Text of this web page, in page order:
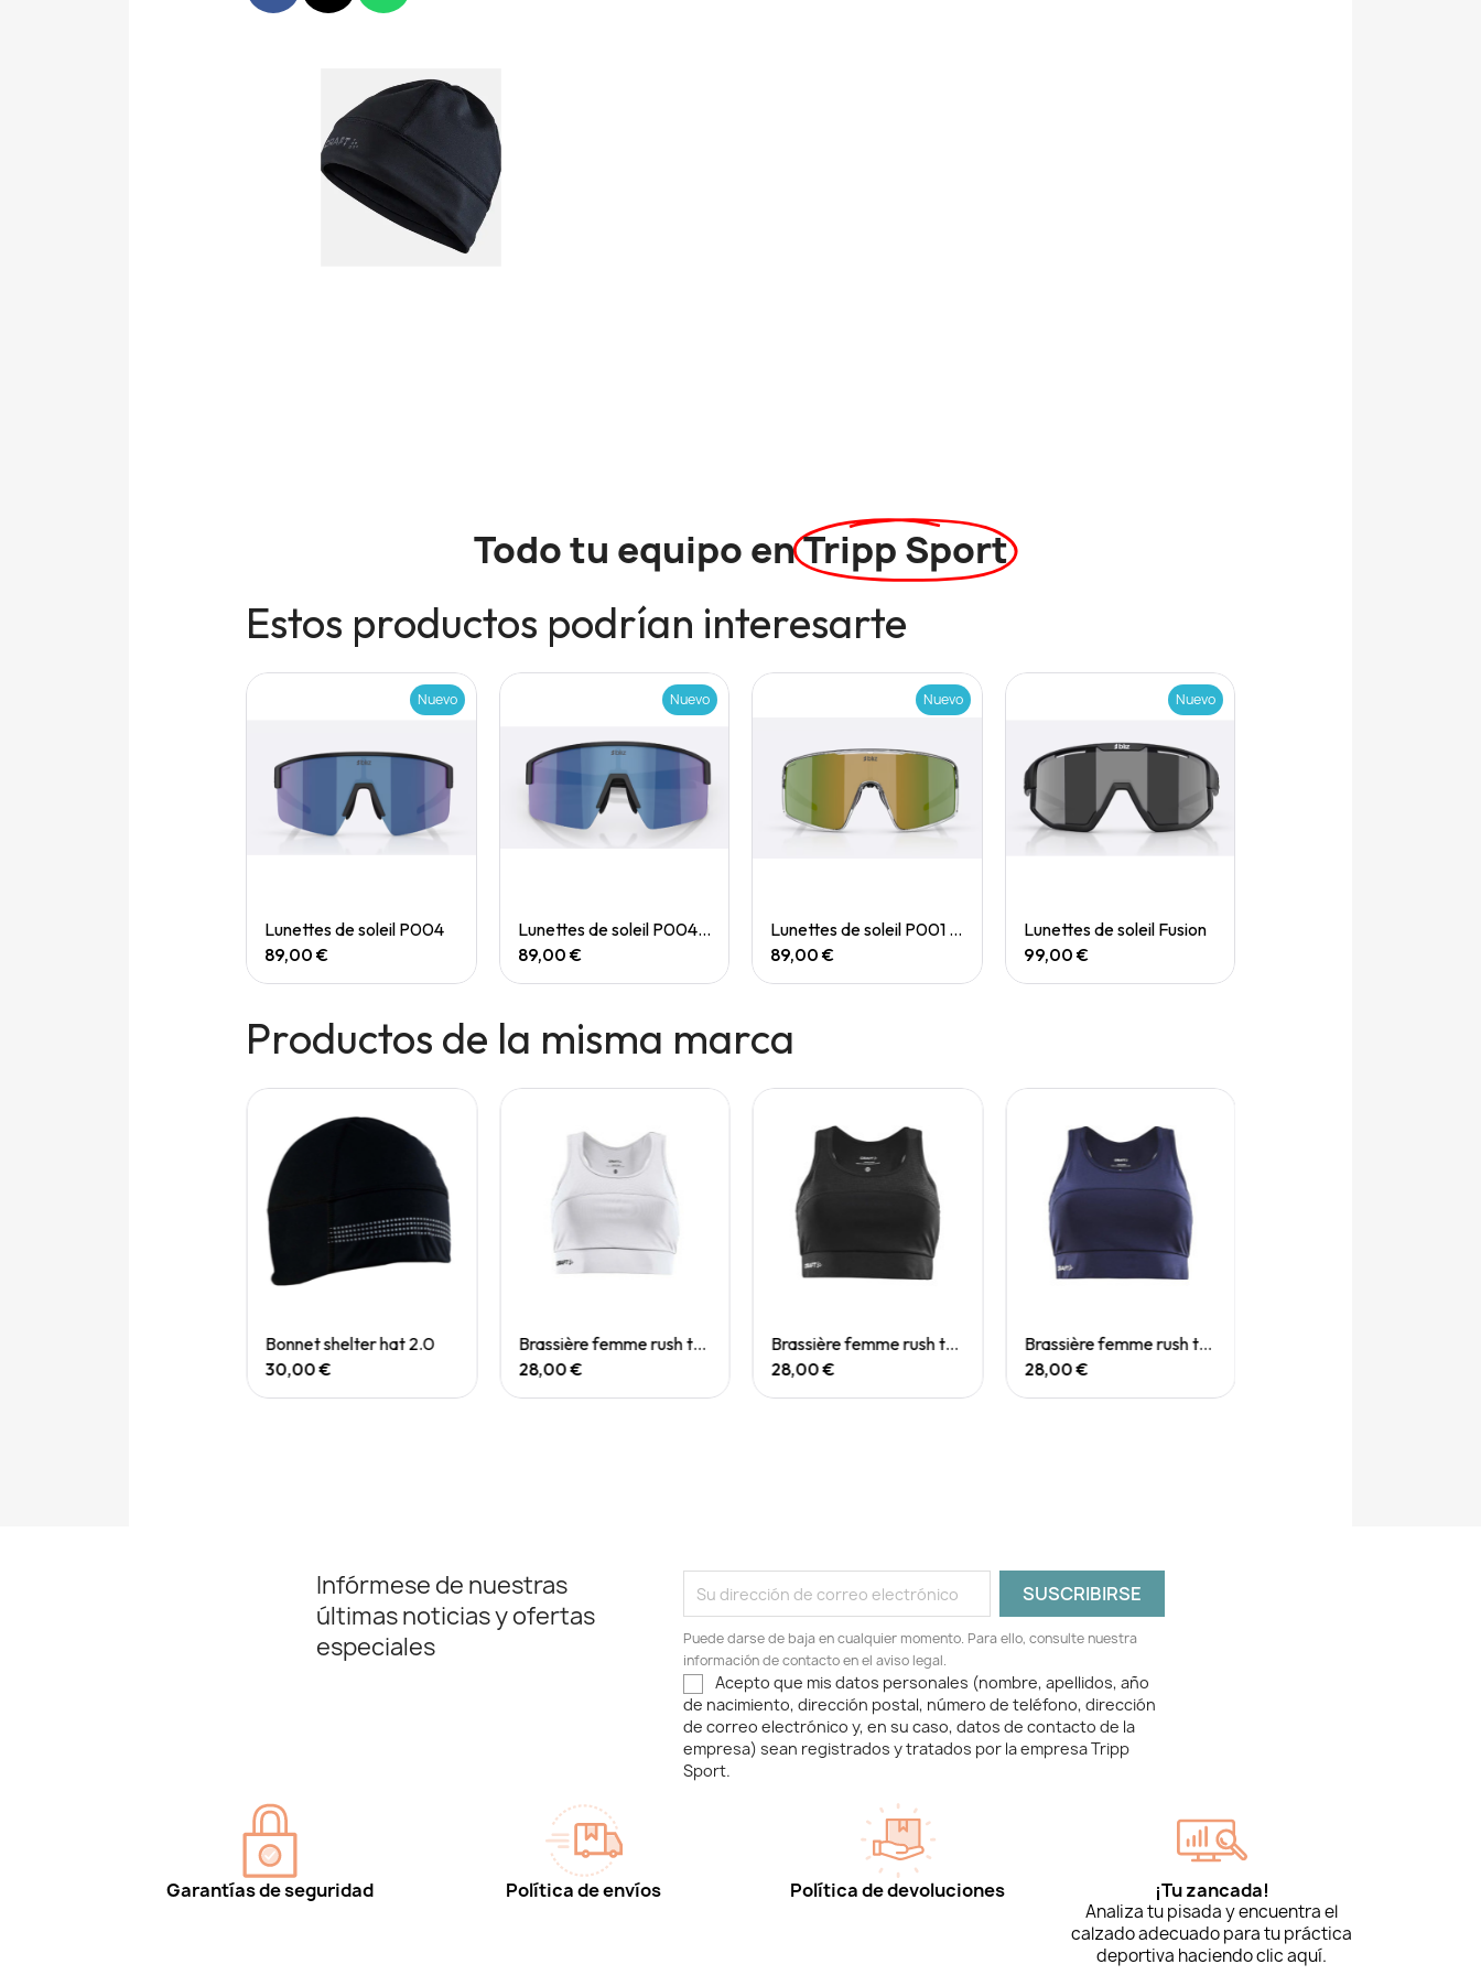
Todo tu equipo enTripp Sport
Estos productos podrían interesarte
Quick View
Nuevo
Lunettes de soleil P004
89,00 €
Quick View
Nuevo
Lunettes de soleil P004 Small
89,00 €
Quick View
Nuevo
Lunettes de soleil P001 Small
89,00 €
Quick View
Nuevo
Lunettes de soleil Fusion
99,00 €
Productos de la misma marca
Quick View
Bonnet shelter hat 2.0
30,00 €
Quick View
Brassière femme rush top team
28,00 €
Quick View
Brassière femme rush top team
28,00 €
Quick View
Brassière femme rush top team
28,00 €
Infórmese de nuestras
últimas noticias y ofertas
especiales
Puede darse de baja en cualquier momento. Para ello, consulte nuestra
información de contacto en el aviso legal.
Acepto que mis datos personales (nombre, apellidos, año
de nacimiento, dirección postal, número de teléfono, dirección
de correo electrónico y, en su caso, datos de contacto de la
empresa) sean registrados y tratados por la empresa Tripp
Sport.
Garantías de seguridad Política de envíos Política de devoluciones ¡Tu zancada!
Analiza tu pisada y encuentra el
calzado adecuado para tu práctica
deportiva haciendo clic aquí.